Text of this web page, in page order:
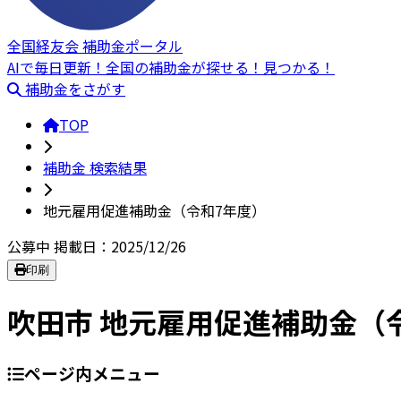
全国経友会 補助金ポータル
AIで毎日更新！全国の補助金が探せる！見つかる！
補助金をさがす
TOP
補助金 検索結果
地元雇用促進補助金（令和7年度）
公募中 掲載日：2025/12/26
印刷
吹田市 地元雇用促進補助金（
ページ内メニュー